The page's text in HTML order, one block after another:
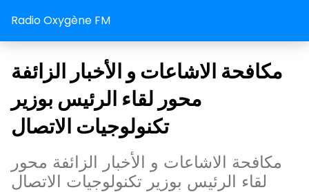
Radio Oxygène FM
مكافحة الاشاعات و الأخبار الزائفة
محور لقاء الرئيس بوزير
تكنولوجيات الاتصال
مكافحة الاشاعات و الأخبار الزائفة محور
لقاء الرئيس بوزير تكنولوجيات الاتصال